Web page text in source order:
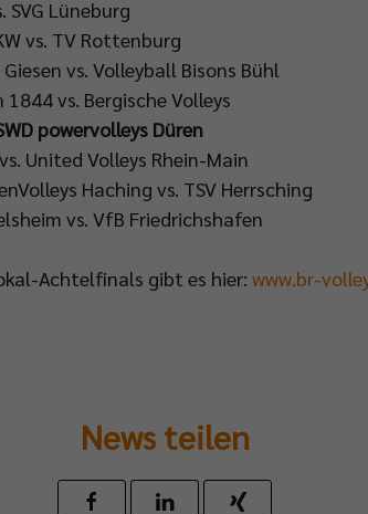
SVG Lüneburg
vs. TV Rottenburg
vs. Volleyball Bisons Bühl
vs. Bergische Volleys
powervolleys Düren
United Volleys Rhein-Main
Haching vs. TSV Herrsching
vs. VfB Friedrichshafen
Achtelfinals gibt es hier: www.br-
News teilen